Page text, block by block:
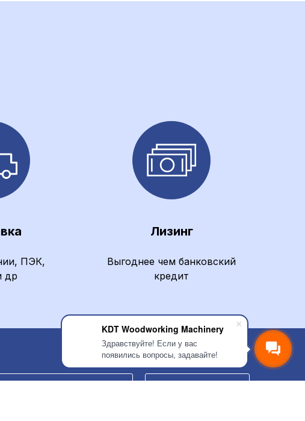
KDT Woodworking Machinery
Здравствуйте! Если у вас
появились вопросы, задавайте!
ПЭК,
др
Лизинг
Выгоднее чем банковский
кредит